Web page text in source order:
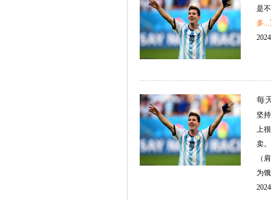
是
多...
每
坚
上
卖
（
为